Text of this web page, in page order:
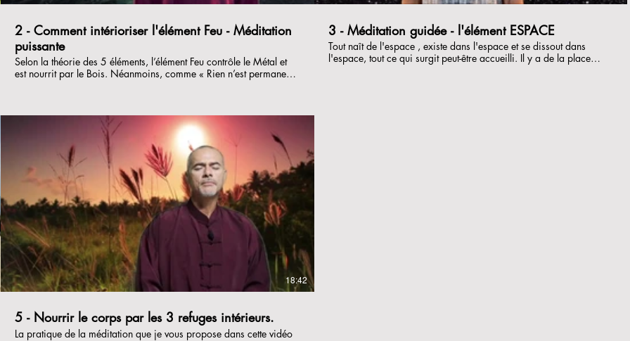
2 - Comment intérioriser l'élément Feu - Méditation
puissante
Selon la théorie des 5 éléments, l’élément Feu contrôle le Métal et
est nourrit par le Bois. Néanmoins, comme « Rien n’est permanent
mais aussi au sang, au teint, à la parole. Lorsqu’il est équilibré,
l’esprit est lucide et libre, l’élocution est facile et la joie est bien
présente. Pour vous aider à harmoniser et intérioriser l'élément Feu,
voici quelques exercices concrets.
3 - Méditation guidée - l'élément ESPACE
Tout naît de l'espace , existe dans l'espace et se dissout dans
l'espace, tout ce qui surgit peut-être accueilli. Il y a de la place
€
18:42
5 - Nourrir le corps par les 3 refuges intérieurs.
La pratique de la méditation que je vous propose dans cette vidéo